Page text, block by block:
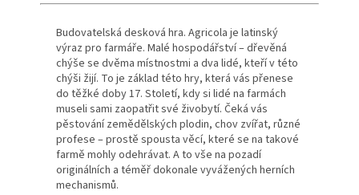
Budovatelská desková hra. Agricola je latinský
výraz pro farmáře. Malé hospodářství – dřevěná
chýše se dvěma místnostmi a dva lidé, kteří v této
chýši žijí. To je základ této hry, která vás přenese
do těžké doby 17. Století, kdy si lidé na farmách
museli sami zaopatřit své živobytí. Čeká vás
pěstování zemědělských plodin, chov zvířat, různé
profese – prostě spousta věcí, které se na takové
farmě mohly odehrávat. A to vše na pozadí
originálních a téměř dokonale vyvážených herních
mechanismů.